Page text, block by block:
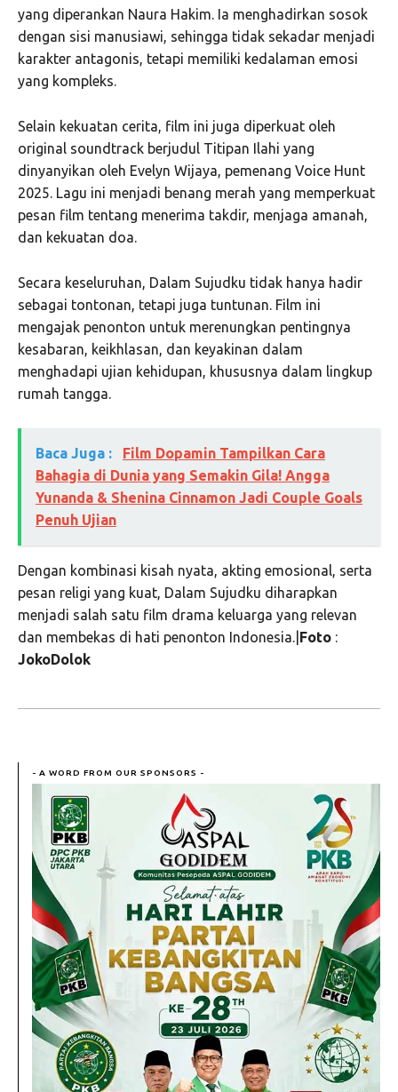
yang diperankan Naura Hakim. Ia menghadirkan sosok
dengan sisi manusiawi, sehingga tidak sekadar menjadi
karakter antagonis, tetapi memiliki kedalaman emosi
yang kompleks.
Selain kekuatan cerita, film ini juga diperkuat oleh
original soundtrack berjudul Titipan Ilahi yang
dinyanyikan oleh Evelyn Wijaya, pemenang Voice Hunt
2025. Lagu ini menjadi benang merah yang memperkuat
pesan film tentang menerima takdir, menjaga amanah,
dan kekuatan doa.
Secara keseluruhan, Dalam Sujudku tidak hanya hadir
sebagai tontonan, tetapi juga tuntunan. Film ini
mengajak penonton untuk merenungkan pentingnya
kesabaran, keikhlasan, dan keyakinan dalam
menghadapi ujian kehidupan, khususnya dalam lingkup
rumah tangga.
Baca Juga :
Film Dopamin Tampilkan Cara
Bahagia di Dunia yang Semakin Gila! Angga
Yunanda & Shenina Cinnamon Jadi Couple Goals
Penuh Ujian
Dengan kombinasi kisah nyata, akting emosional, serta
pesan religi yang kuat, Dalam Sujudku diharapkan
menjadi salah satu film drama keluarga yang relevan
dan membekas di hati penonton Indonesia.| Foto :
JokoDolok
- A WORD FROM OUR SPONSORS -